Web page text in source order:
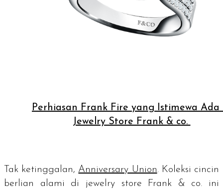
Perhiasan Frank Fire yang Istimewa Ada
Jewelry Store Frank & co.
Tak ketinggalan, Anniversary Union. Koleksi cincin
berlian alami di
jewelry store Frank & co. ini